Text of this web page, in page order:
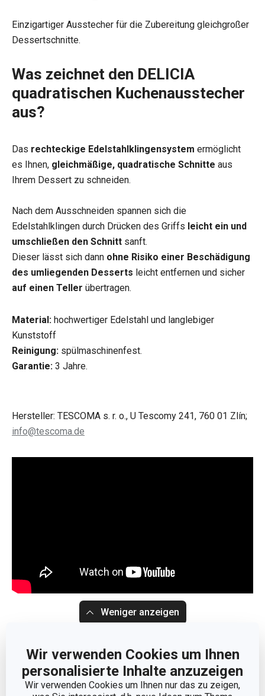
Wir verwenden Cookies um Ihnen
personalisierte Inhalte anzuzeigen
Wir verwenden Cookies um Ihnen nur das zu zeigen,
Einzigartiger Ausstecher für die Zubereitung gleichgroßer
Dessertschnitte.
Was zeichnet den DELICIA
quadratischen Kuchenausstecher
aus?
Das rechteckige Edelstahlklingensystem ermöglicht
es Ihnen, gleichmäßige, quadratische Schnitte aus
Ihrem Dessert zu schneiden.
Nach dem Ausschneiden spannen sich die
Edelstahlklingen durch Drücken des Griffs leicht ein und
umschließen den Schnitt sanft.
Dieser lässt sich dann ohne Risiko einer Beschädigung
des umliegenden Desserts leicht entfernen und sicher
auf einen Teller übertragen.
Material: hochwertiger Edelstahl und langlebiger
Kunststoff
Reinigung: spülmaschinenfest.
Garantie: 3 Jahre.
Hersteller: TESCOMA s. r. o., U Tescomy 241, 760 01 Zlín;
info@tescoma.de
Weniger anzeigen